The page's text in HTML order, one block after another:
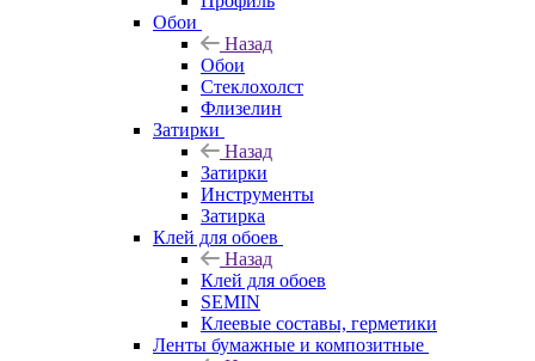
Обои
Назад
Обои
Стеклохолст
Флизелин
Затирки
Назад
Затирки
Инструменты
Затирка
Клей для обоев
Назад
Клей для обоев
SEMIN
Клеевые составы, герметики
Ленты бумажные и композитные